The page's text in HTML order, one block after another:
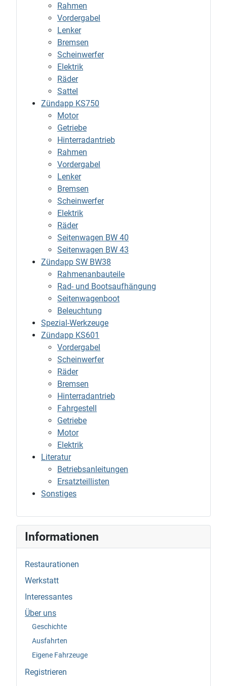
Rahmen
Vordergabel
Lenker
Bremsen
Scheinwerfer
Elektrik
Räder
Sattel
Zündapp KS750
Motor
Getriebe
Hinterradantrieb
Rahmen
Vordergabel
Lenker
Bremsen
Scheinwerfer
Elektrik
Räder
Seitenwagen BW 40
Seitenwagen BW 43
Zündapp SW BW38
Rahmenanbauteile
Rad- und Bootsaufhängung
Seitenwagenboot
Beleuchtung
Spezial-Werkzeuge
Zündapp KS601
Vordergabel
Scheinwerfer
Räder
Bremsen
Hinterradantrieb
Fahrgestell
Getriebe
Motor
Elektrik
Literatur
Betriebsanleitungen
Ersatzteillisten
Sonstiges
Informationen
Restaurationen
Werkstatt
Interessantes
Über uns
Geschichte
Ausfahrten
Eigene Fahrzeuge
Registrieren